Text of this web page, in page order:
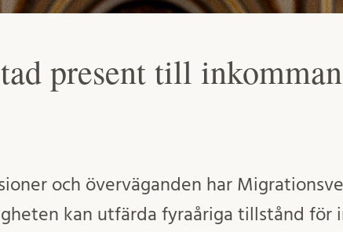
present till
och överväganden har
kan utfärda fyraåriga tillstånd för